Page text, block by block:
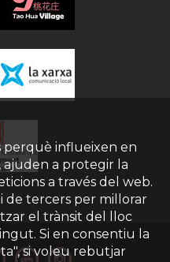
perquè influeixen en
ajuden a protegir la
a través del web.
de tercers per millorar
el trànsit del lloc
Si en consentiu la
si voleu rebutjar